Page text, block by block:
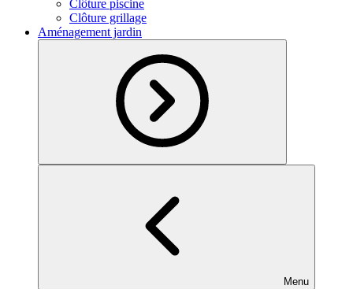
Clôture piscine
Clôture grillage
Aménagement jardin
Menu